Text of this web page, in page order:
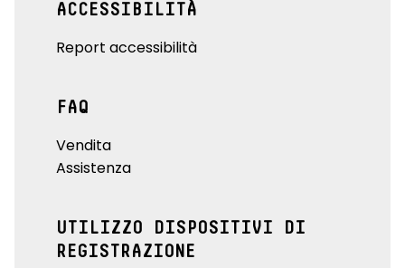
ACCESSIBILITÀ
Report accessibilità
FAQ
Vendita
Assistenza
UTILIZZO DISPOSITIVI DI
REGISTRAZIONE